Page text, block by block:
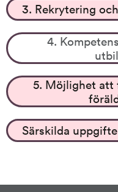
3. Rekrytering
4.
5. Möjlighet att
Särskilda